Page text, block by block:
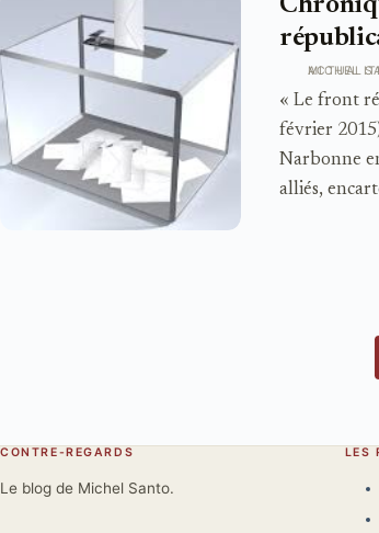
« Le front
février
Narbonne
alliés,
MICHEL
CONTRE-REGARDS
Le blog de Michel Santo.
LES